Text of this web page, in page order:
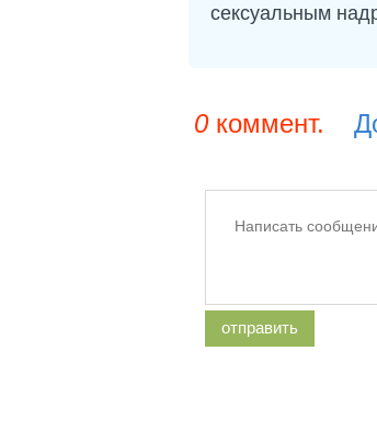
сексуальным
0коммент.
отправить